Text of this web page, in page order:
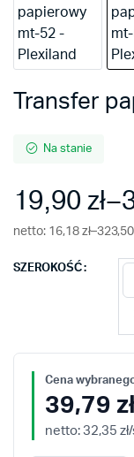
Transfer
Na stanie
19,90zł–
Zakres
cen:
19,90 zł
397,91 zł
netto: 16,18 zł–
SZEROKOŚĆ
39,79
netto: 32,35 zł/